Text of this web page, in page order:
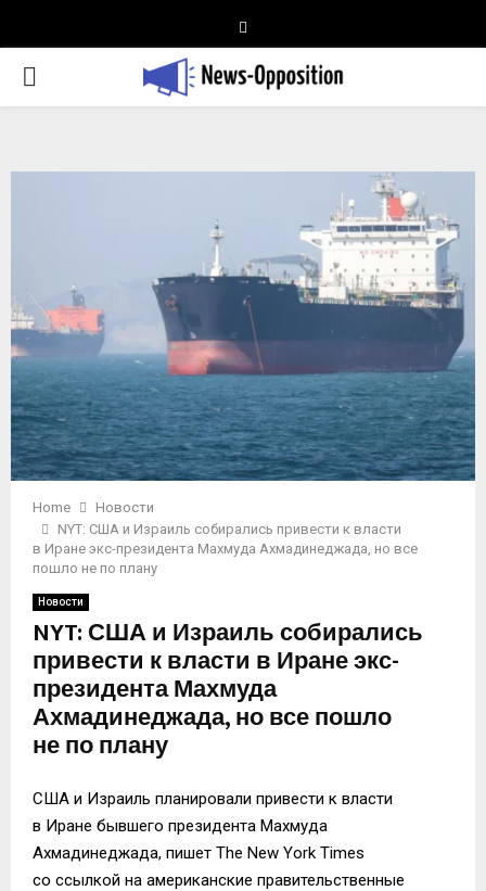
PRIMARY
Home
Новости
NYT: США и Израиль собирались привести к власти
в Иране экс-президента Махмуда Ахмадинеджада, но все
пошло не по плану
Новости
NYT: США и Израиль собирались
привести к власти в Иране экс-
президента Махмуда
Ахмадинеджада, но все пошло
не по плану
США и Израиль планировали привести к власти
в Иране бывшего президента Махмуда
Ахмадинеджада, пишет The New York Times
со ссылкой на американские правительственные